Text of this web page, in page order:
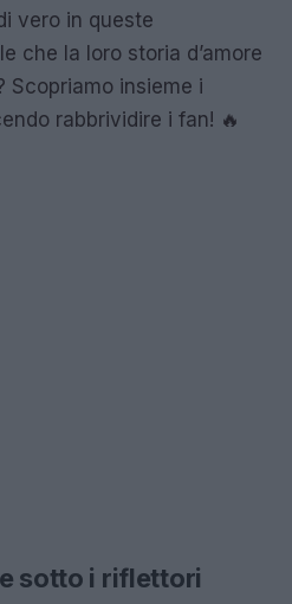
vero in queste
che la loro storia d’amore
Scopriamo insieme i
rabbrividire i fan! 🔥
sotto i riflettori